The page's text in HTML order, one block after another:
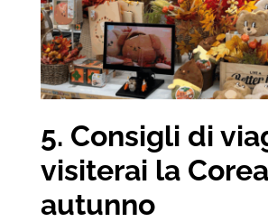
5. Consigli di
visiterai la
autunno